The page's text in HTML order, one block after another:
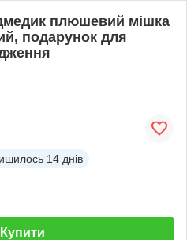
плюшевий мішка
подарунок для
14 днів
Купити